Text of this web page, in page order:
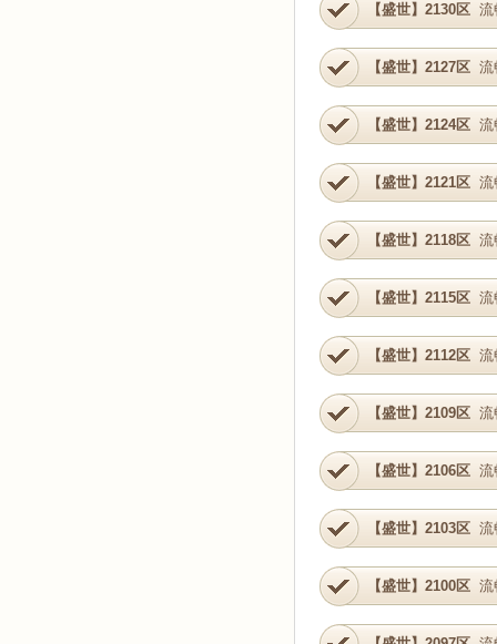
【盛世】2130区 流
【盛世】2127区 流
【盛世】2124区 流
【盛世】2121区 流
【盛世】2118区 流
【盛世】2115区 流
【盛世】2112区 流
【盛世】2109区 流
【盛世】2106区 流
【盛世】2103区 流
【盛世】2100区 流